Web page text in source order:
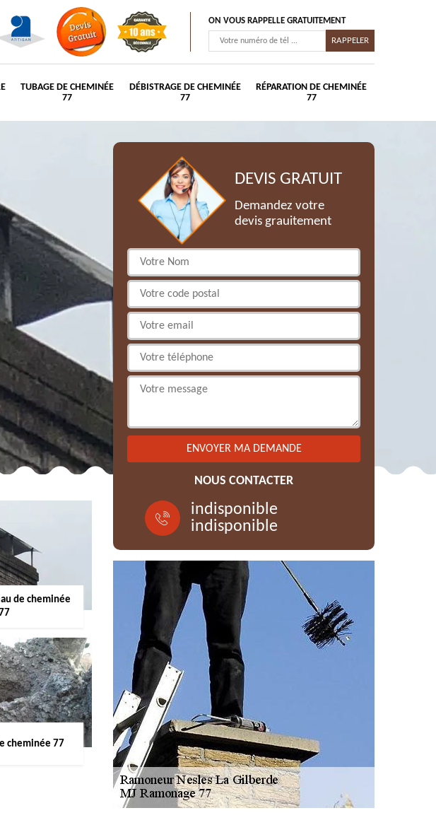
ON VOUS RAPPELLE GRATUITEMENT
TUBAGE DE CHEMINÉE
77
DÉBISTRAGE DE CHEMINÉE
77
RÉPARATION DE CHEMINÉE
77
de cheminée
77
cheminée 77
DEVIS GRATUIT
Demandez votre
devis grauitement
NOUS CONTACTER
indisponible
indisponible